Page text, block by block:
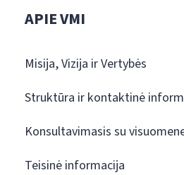
APIE VMI
Misija, Vizija ir Vertybės
Struktūra ir kontaktinė
Konsultavimasis su
Teisinė informacija